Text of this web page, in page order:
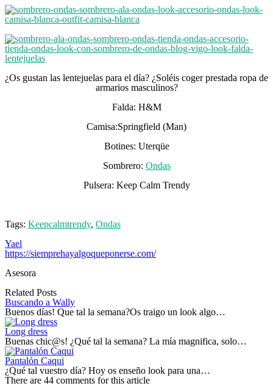
¿Os gustan las lentejuelas para el día? ¿Soléis coger prestada ropa de
armarios masculinos?
Falda: H&M
Camisa:Springfield (Man)
Botines: Uterqüe
Sombrero: Ondas
Pulsera: Keep Calm Trendy
Tags: Keepcalmtrendy, Ondas
Yael
https://siemprehayalgoqueponerse.com/
Asesora
Related Posts
Buscando a Wally
Buenos días! Que tal la semana?Os traigo un look algo…
Long dress
Buenas chic@s! ¿Qué tal la semana? La mía magnifica, solo…
Pantalón Caqui
¿Qué tal vuestro día? Hoy os enseño look para una…
There are 44 comments for this article